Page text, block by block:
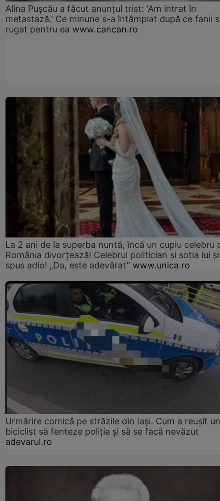
Alina Pușcău a făcut anunțul trist: 'Am intrat în
metastază.' Ce minune s-a întâmplat după ce fanii
rugat pentru ea www.cancan.ro
La 2 ani de la superba nuntă, încă un cuplu celebru
România divorțează! Celebrul politician și soția lui
spus adio! „Da, este adevărat” www.unica.ro
Urmărire comică pe străzile din Iași. Cum a reușit un
biciclist să fenteze poliția și să se facă nevăzut
adevarul.ro